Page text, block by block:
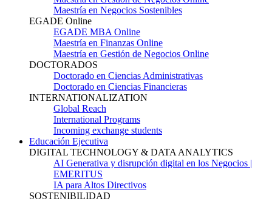
Maestría en Negocios Sostenibles
EGADE Online
EGADE MBA Online
Maestría en Finanzas Online
Maestría en Gestión de Negocios Online
DOCTORADOS
Doctorado en Ciencias Administrativas
Doctorado en Ciencias Financieras
INTERNATIONALIZATION
Global Reach
International Programs
Incoming exchange students
Educación Ejecutiva
DIGITAL TECHNOLOGY & DATA ANALYTICS
AI Generativa y disrupción digital en los Negocios |
EMERITUS
IA para Altos Directivos
SOSTENIBILIDAD